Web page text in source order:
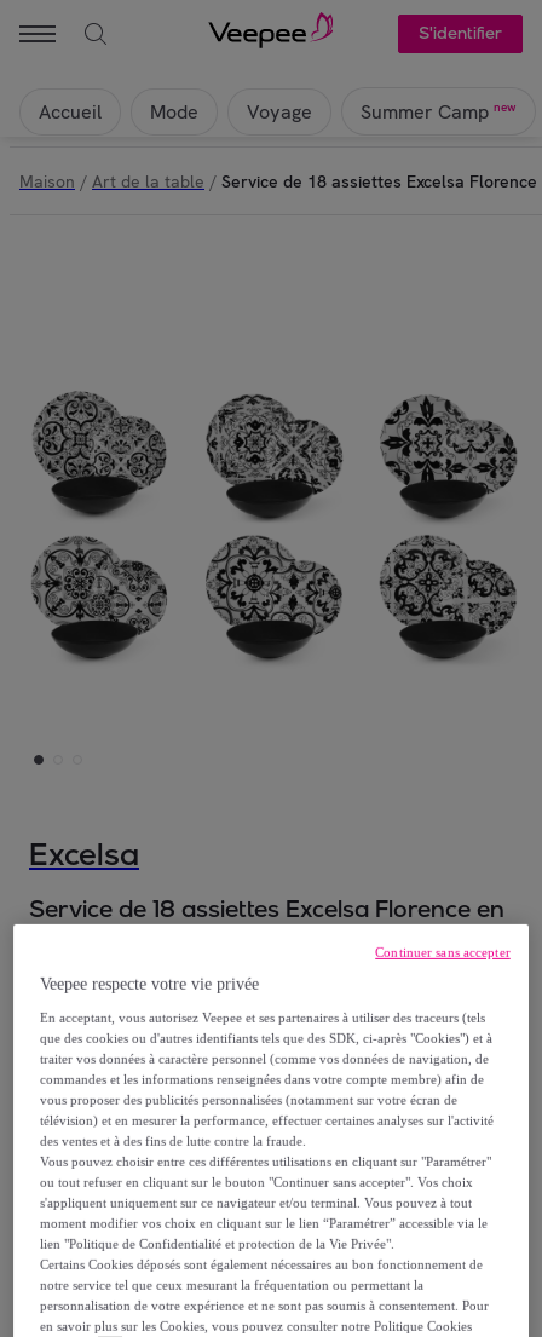
S'identifier
Accueil Mode Voyage Summer Camp new
Maison / Art de la table / Service de 18 assiettes Excelsa
Excelsa
Service de 18 assiettes Excelsa Florence en
porcelaine et stoneware, multicolore
Modèle :
Service de 18 assiettes Excelsa
Florence en porcelaine et stoneware,
multicolore
112,70 €
278, €
-59%
Vendu parExcelsa
Veepee respecte votre vie privée
En acceptant, vous autorisez Veepee et ses partenaires à utiliser des traceurs (tels
que des cookies ou d'autres identifiants tels que des SDK, ci-après "Cookies") et à
traiter vos données à caractère personnel (comme vos données de navigation, de
commandes et les informations renseignées dans votre compte membre) afin de
vous proposer des publicités personnalisées (notamment sur votre écran de
télévision) et en mesurer la performance, effectuer certaines analyses sur l'activité
des ventes et à des fins de lutte contre la fraude.
Vous pouvez choisir entre ces différentes utilisations en cliquant sur "Paramétrer"
ou tout refuser en cliquant sur le bouton "Continuer sans accepter". Vos choix
s'appliquent uniquement sur ce navigateur et/ou terminal. Vous pouvez à tout
moment modifier vos choix en cliquant sur le lien “Paramétrer” accessible via le
lien "Politique de Confidentialité et protection de la Vie Privée".
Certains Cookies déposés sont également nécessaires au bon fonctionnement de
notre service tel que ceux mesurant la fréquentation ou permettant la
personnalisation de votre expérience et ne sont pas soumis à consentement. Pour
en savoir plus sur les Cookies, vous pouvez consulter notre Politique Cookies
Continuer sans accepter